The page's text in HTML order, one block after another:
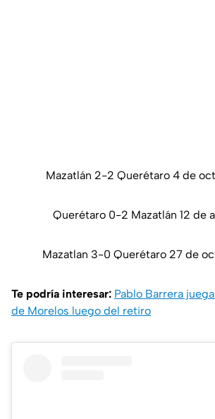
Mazatlán 2-2 Querétaro 4 de
Querétaro 0-2 Mazatlán 12 de
Mazatlan 3-0 Querétaro 27 de
Te podría interesar: Pablo Barrera
de Morelos luego del retiro